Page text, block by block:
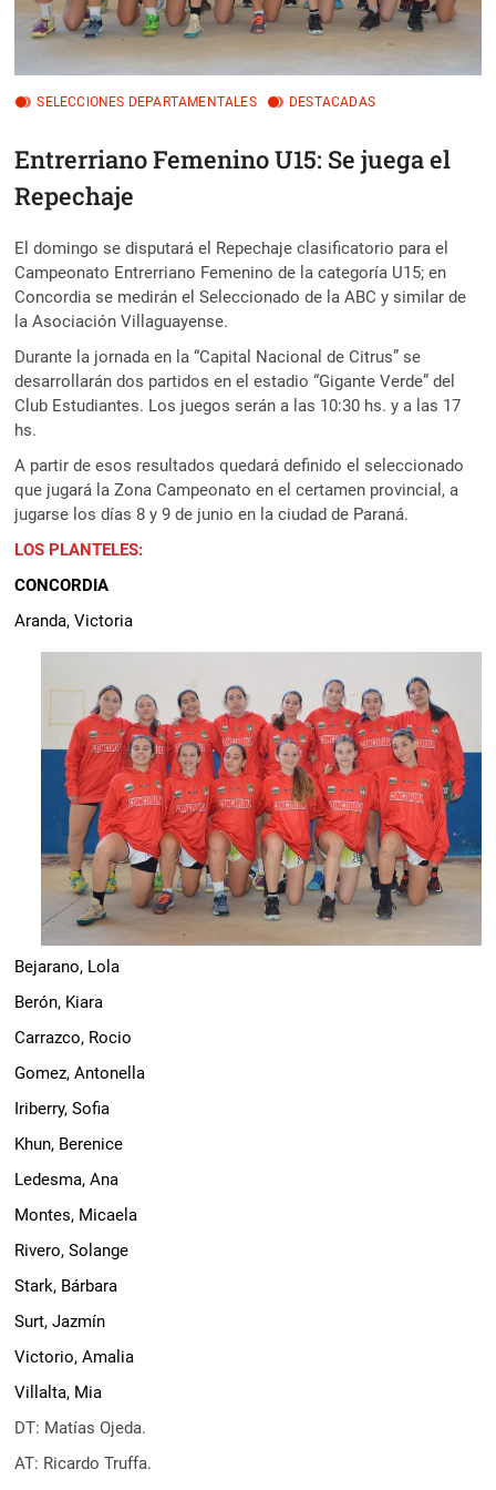
SELECCIONES DEPARTAMENTALES DESTACADAS
Entrerriano Femenino U15: Se juega el
Repechaje
El domingo se disputará el Repechaje clasificatorio para el
Campeonato Entrerriano Femenino de la categoría U15; en
Concordia se medirán el Seleccionado de la ABC y similar de
la Asociación Villaguayense.
Durante la jornada en la “Capital Nacional de Citrus” se
desarrollarán dos partidos en el estadio “Gigante Verde” del
Club Estudiantes. Los juegos serán a las 10:30 hs. y a las 17
hs.
A partir de esos resultados quedará definido el seleccionado
que jugará la Zona Campeonato en el certamen provincial, a
jugarse los días 8 y 9 de junio en la ciudad de Paraná.
LOS PLANTELES:
CONCORDIA
Aranda, Victoria
Bejarano, Lola
Berón, Kiara
Carrazco, Rocio
Gomez, Antonella
Iriberry, Sofia
Khun, Berenice
Ledesma, Ana
Montes, Micaela
Rivero, Solange
Stark, Bárbara
Surt, Jazmín
Victorio, Amalia
Villalta, Mia
DT: Matías Ojeda.
AT: Ricardo Truffa.